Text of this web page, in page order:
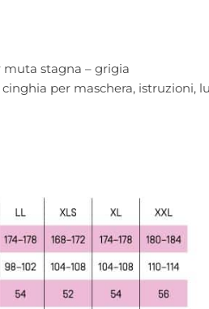
muta stagna – grigia
per maschera, istruzioni,